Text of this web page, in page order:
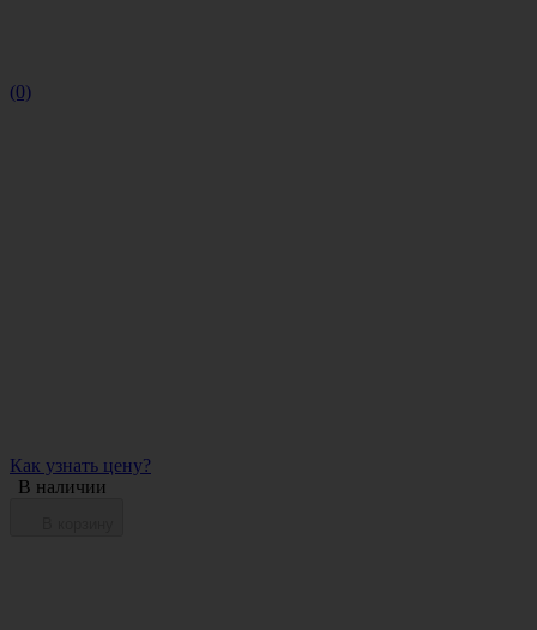
(0)
Как узнать цену?
В наличии